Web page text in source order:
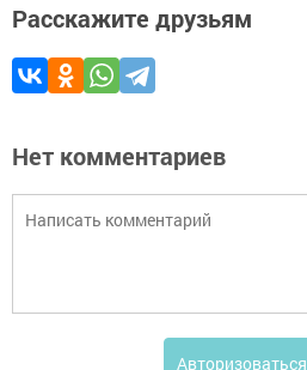
Расскажите друзьям
Нет комментариев
Авторизоваться